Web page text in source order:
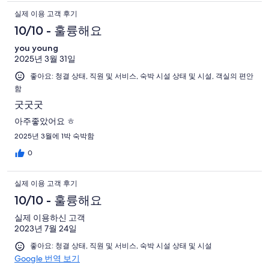
실제 이용 고객 후기
10/10 - 훌륭해요
you young
2025년 3월 31일
좋아요: 청결 상태, 직원 및 서비스, 숙박 시설 상태 및 시설, 객실의 편안
함
굿굿굿
아주좋았어요 ㅎ
2025년 3월에 1박 숙박함
0
실제 이용 고객 후기
10/10 - 훌륭해요
실제 이용하신 고객
2023년 7월 24일
좋아요: 청결 상태, 직원 및 서비스, 숙박 시설 상태 및 시설
Google 번역 보기